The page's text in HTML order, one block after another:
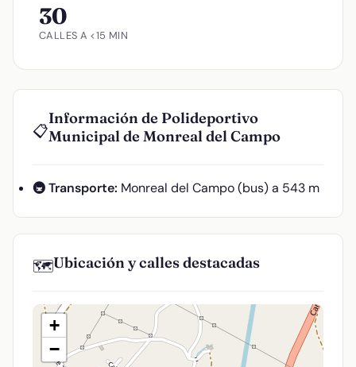
30
CALLES A <15 MIN
📋
Información de Polideportivo
Municipal de Monreal del Campo
🚇 Transporte: Monreal del Campo (bus) a 543 m
🗺️Ubicación y calles destacadas
+
−